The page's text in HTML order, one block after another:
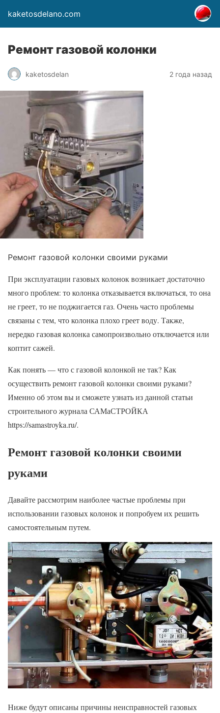
kaketosdelano.com
Ремонт газовой колонки
kaketosdelan 2 года назад
Ремонт газовой колонки своими руками
При эксплуатации газовых колонок возникает достаточно
много проблем: то колонка отказывается включаться, то она
не греет, то не поджигается газ. Очень часто проблемы
связаны с тем, что колонка плохо греет воду. Также,
нередко газовая колонка самопроизвольно отключается или
коптит сажей.
Как понять — что с газовой колонкой не так? Как
осуществить ремонт газовой колонки своими руками?
Именно об этом вы и сможете узнать из данной статьи
строительного журнала САМаСТРОЙКА
https://samastroyka.ru/.
Ремонт газовой колонки своими
руками
Давайте рассмотрим наиболее частые проблемы при
использовании газовых колонок и попробуем их решить
самостоятельным путем.
Ниже будут описаны причины неисправностей газовых